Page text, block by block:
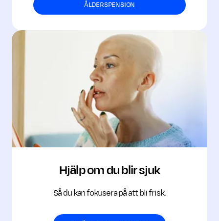
ÅLDERSPENSION
Hjälp om du blir sjuk
Så du kan fokusera på att bli frisk.